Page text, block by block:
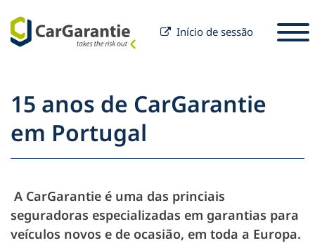
Início de sessão
Sócio
Proprietário do veículo
Serviço e Apoio
Parceiros
Empresa
15 anos de CarGarantie
em Portugal
A CarGarantie é uma das princiais
seguradoras especializadas em garantias para
veículos novos e de ocasião, em toda a Europa.